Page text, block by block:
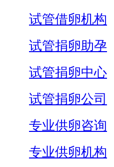
试管借卵机构
试管捐卵助孕
试管捐卵中心
试管捐卵公司
专业供卵咨询
专业供卵机构